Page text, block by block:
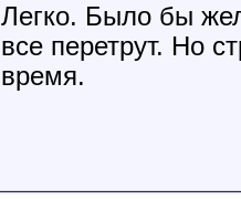
Легко. Было бы
все перетрут. Но
время.